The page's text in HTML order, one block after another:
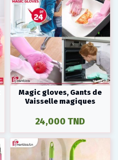
Magic gloves, Gants de
Vaisselle magiques
24,000 TND